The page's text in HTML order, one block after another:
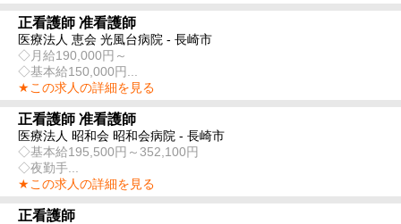
正看護師 准看護師
医療法人 恵会 光風台病院 - 長崎市
◇月給190,000円～
◇基本給150,000円...
★この求人の詳細を見る
正看護師 准看護師
医療法人 昭和会 昭和会病院 - 長崎市
◇基本給195,500円～352,100円
◇夜勤手...
★この求人の詳細を見る
正看護師